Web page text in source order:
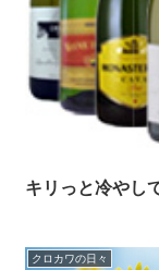
キリっと冷やし
クロカワの日々